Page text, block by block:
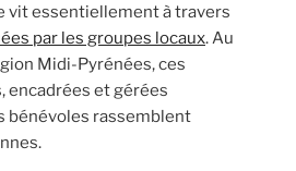
vit essentiellement à travers
par les groupes locaux. Au
Midi-Pyrénées, ces
encadrées et gérées
bénévoles rassemblent